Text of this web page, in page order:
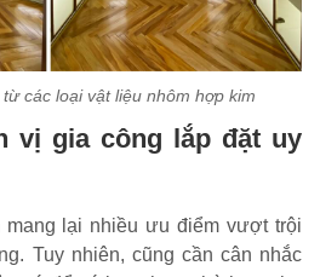
các loại vật liệu nhôm hợp kim
vị gia công lắp đặt uy
mang lại nhiều ưu điểm vượt trội
Tuy nhiên, cũng cần cân nhắc